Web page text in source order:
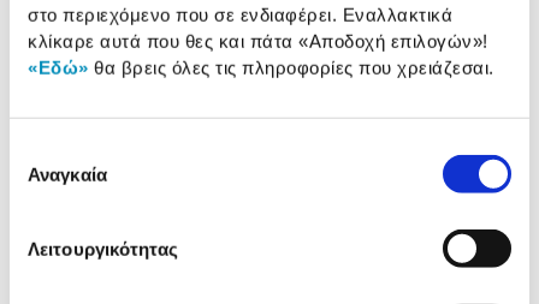
στο περιεχόμενο που σε ενδιαφέρει. Εναλλακτικά
κλίκαρε αυτά που θες και πάτα «Αποδοχή επιλογών»!
«Εδώ» θα βρεις όλες τις πληροφορίες που χρειάζεσαι.
συγκατάθεσης
Αναγκαία
Λειτουργικότητας
Αυτονομία Μπαταρίας έως 7 ημέρες
Συμβατότητα Λογισμικού Android
παρουσίαση